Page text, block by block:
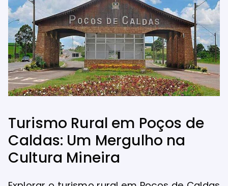
Turismo Rural em Poços de
Caldas: Um Mergulho na
Cultura Mineira